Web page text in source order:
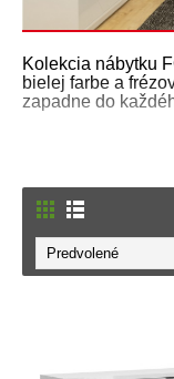
Kolekcia nábytku
bielej farbe a
zapadne do